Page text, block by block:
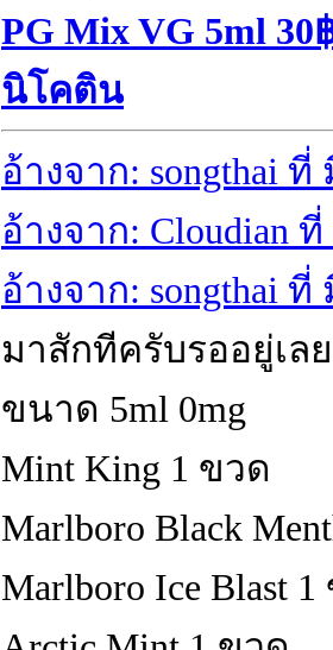
PG Mix VG 5ml
นิโคติน
อ้างจาก: songthai ที่
อ้างจาก: Cloudian
อ้างจาก: songthai ที่
มาสักทีครับรออยู่เล
ขนาด 5ml 0mg
Mint King 1 ขวด
Marlboro Black
Marlboro Ice Blast